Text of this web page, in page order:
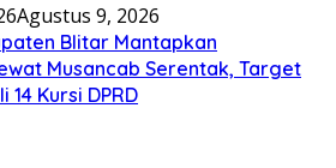
Agustus 9, 2026
Blitar Mantapkan
Musancab Serentak, Target
14 Kursi DPRD